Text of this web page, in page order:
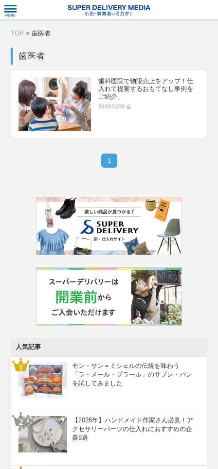
TOP >歯医者
歯医者
歯科医院で物販売上をアップ！仕
入れて提案するおもてなし事例を
ご紹介。
2020/10/30 金
1
人気記事
モン・サン＝ミシェルの伝統を味わう
「ラ・メール・プラール」のサブレ・パレ
を試してみました
【2026年】ハンドメイド作家さん必見！ア
クセサリーパーツの仕入れにおすすめの企
業5選